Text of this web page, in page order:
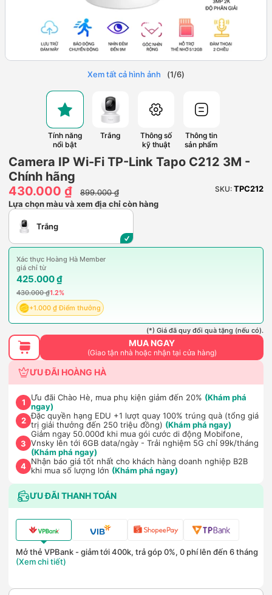
Xem tất cả hình ảnh (1/6)
Tính năng
nổi bật
Trắng
Thông số
kỹ thuật
Thông tin
sản phẩm
Camera IP Wi-Fi TP-Link Tapo C212 3M -
Chính hãng
430.000 ₫
899.000 ₫ SKU: TPC212
Lựa chọn màu và xem địa chỉ còn hàng
Trắng
Xác thực Hoàng Hà Member
giá chỉ từ
425.000 ₫
430.000 ₫1.2%
+1.000 ₫ Điểm thưởng
(*) Giá đã quy đổi quà tặng (nếu có).
MUA NGAY
(Giao tận nhà hoặc nhận tại cửa hàng)
ƯU ĐÃI HOÀNG HÀ
1 Ưu đãi Chào Hè, mua phụ kiện giảm đến 20% (Khám phá
ngay)
2 Đặc quyền hạng EDU +1 lượt quay 100% trúng quà (tổng giá
trị giải thưởng đến 250 triệu đồng) (Khám phá ngay)
3
Giảm ngay 50.000đ khi mua gói cước di động Mobifone,
Vnsky lên tới 6GB data/ngày - Trải nghiệm 5G chỉ 99k/tháng
(Khám phá ngay)
4 Nhận báo giá tốt nhất cho khách hàng doanh nghiệp B2B
khi mua số lượng lớn (Khám phá ngay)
ƯU ĐÃI THANH TOÁN
Mở thẻ VPBank - giảm tới 400k, trả góp 0%, 0 phí lên đến 6 tháng
(Xem chi tiết)